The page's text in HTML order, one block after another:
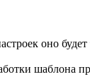
оно будет
шаблона